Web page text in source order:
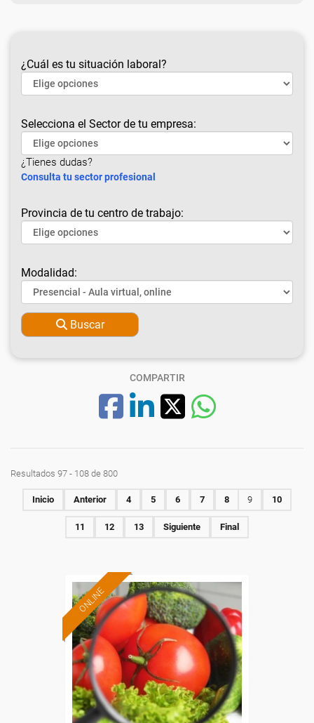
¿Cuál es tu situación laboral?
Selecciona el Sector de tu empresa:
¿Tienes dudas?
Consulta tu sector profesional
Provincia de tu centro de trabajo:
Modalidad:
Buscar
COMPARTIR
Resultados 97 - 108 de 800
Inicio Anterior 4 5 6 7 8 9 10
11 12 13 Siguiente Final
ONLINE
Formación 100%
subvencionada.
Para desempleados,
trabajadores y autónomos.
Sector
-Industria Alimentaria.